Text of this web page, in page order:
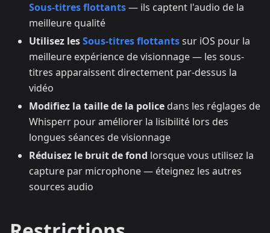
Sous-titres flottants— ils captent l'audio de la
meilleure qualité
Utilisez lesSous-titres flottantssur iOS pour la
meilleure expérience de visionnage — les sous-
titres apparaissent directement par-dessus la
vidéo
Modifiez la taille de la police dans les réglages de
Whisperr pour améliorer la lisibilité lors des
longues séances de visionnage
Réduisez le bruit de fond lorsque vous utilisez la
capture par microphone — éteignez les autres
sources audio